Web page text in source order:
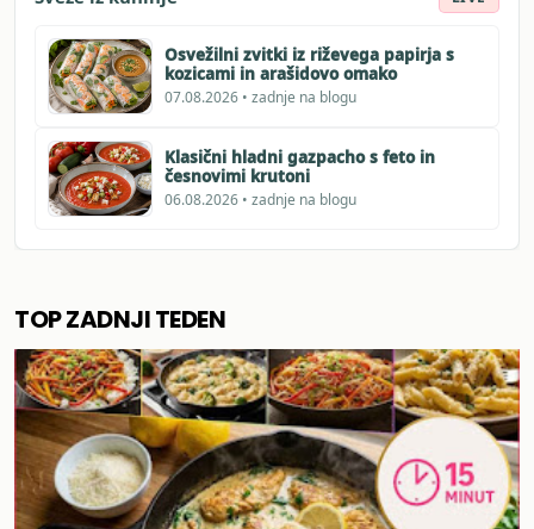
Osvežilni zvitki iz riževega papirja s
kozicami in arašidovo omako
07.08.2026 • zadnje na blogu
Klasični hladni gazpacho s feto in
česnovimi krutoni
06.08.2026 • zadnje na blogu
TOP ZADNJI TEDEN